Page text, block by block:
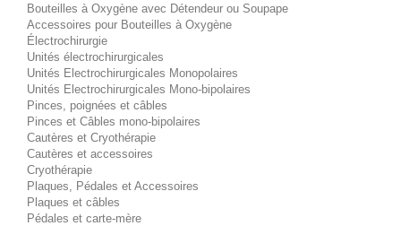
Bouteilles à Oxygène avec Détendeur ou Soupape
Accessoires pour Bouteilles à Oxygène
Électrochirurgie
Unités électrochirurgicales
Unités Electrochirurgicales Monopolaires
Unités Electrochirurgicales Mono-bipolaires
Pinces, poignées et câbles
Pinces et Câbles mono-bipolaires
Cautères et Cryothérapie
Cautères et accessoires
Cryothérapie
Plaques, Pédales et Accessoires
Plaques et câbles
Pédales et carte-mère